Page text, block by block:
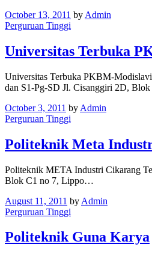
October 13, 2011 by Admin
Perguruan Tinggi
Universitas Terbuka
Universitas Terbuka PKBM-
dan S1-Pg-SD Jl. Cisanggiri 2D,
October 3, 2011 by Admin
Perguruan Tinggi
Politeknik Meta
Politeknik META Industri Cikarang
Blok C1 no 7, Lippo…
August 11, 2011 by Admin
Perguruan Tinggi
Politeknik Guna Karya